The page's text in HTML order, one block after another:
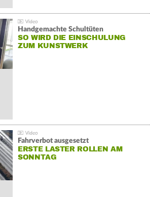
Handgemachte Schultüten
SO WIRD DIE EINSCHULUNG
ZUM KUNSTWERK
Fahrverbot ausgesetzt
ERSTE LASTER ROLLEN AM
SONNTAG